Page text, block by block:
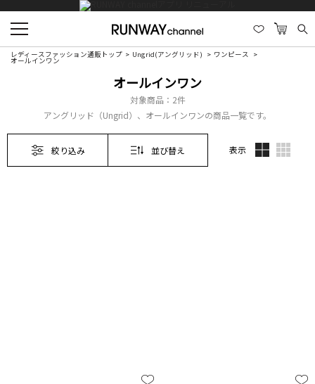
レディースファッション通販トップ Ungrid(アングリッド) ワンピース
オールインワン
オールインワン
対象商品： 2件
アングリッド（Ungrid）、オールインワンの商品一覧です。
絞り込み 並び替え 表示